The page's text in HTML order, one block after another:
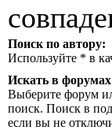
Поиск по автору:
Используйте * в
Искать в
Выберите форум
поиск. Поиск в
если вы не